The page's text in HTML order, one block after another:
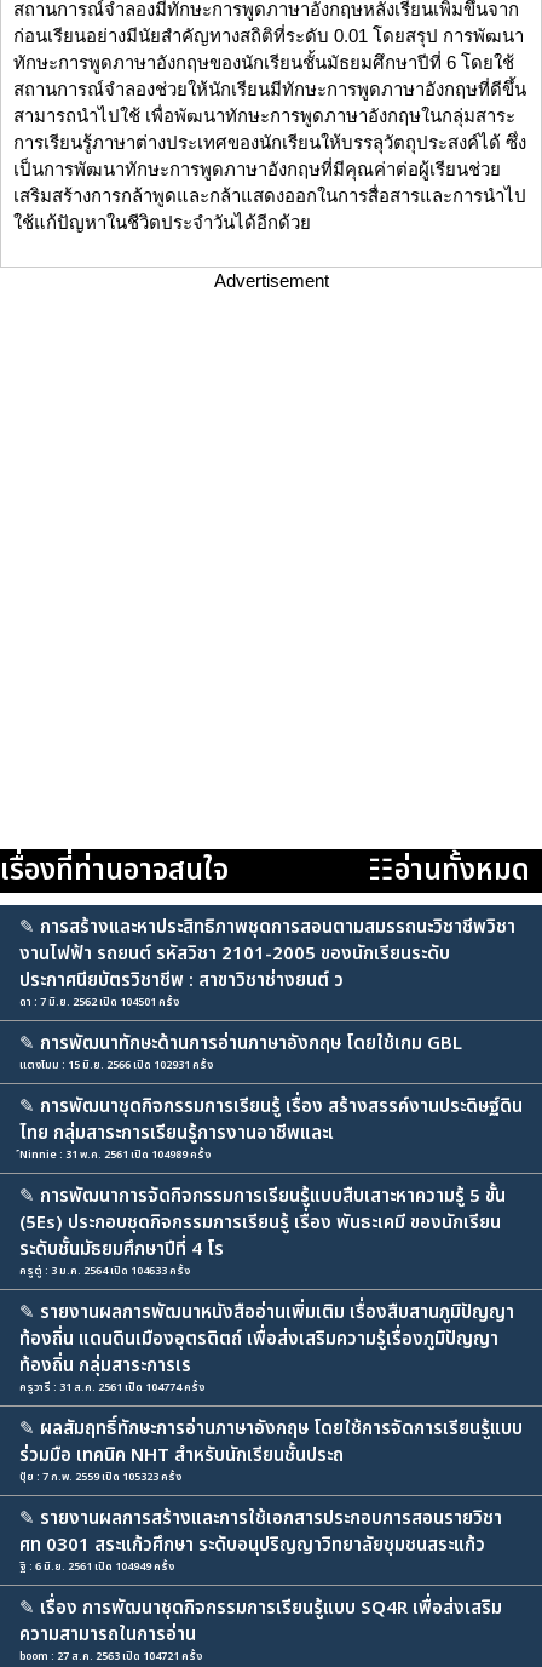
สถานการณ์จำลองมีทักษะการพูดภาษาอังกฤษหลังเรียนเพิ่มขึ้นจาก
ก่อนเรียนอย่างมีนัยสำคัญทางสถิติที่ระดับ 0.01 โดยสรุป การพัฒนา
ทักษะการพูดภาษาอังกฤษของนักเรียนชั้นมัธยมศึกษาปีที่ 6 โดยใช้
สถานการณ์จำลองช่วยให้นักเรียนมีทักษะการพูดภาษาอังกฤษที่ดีขึ้น
สามารถนำไปใช้ เพื่อพัฒนาทักษะการพูดภาษาอังกฤษในกลุ่มสาระ
การเรียนรู้ภาษาต่างประเทศของนักเรียนให้บรรลุวัตถุประสงค์ได้ ซึ่ง
เป็นการพัฒนาทักษะการพูดภาษาอังกฤษที่มีคุณค่าต่อผู้เรียนช่วย
เสริมสร้างการกล้าพูดและกล้าแสดงออกในการสื่อสารและการนำไป
ใช้แก้ปัญหาในชีวิตประจำวันได้อีกด้วย
Advertisement
เรื่องที่ท่านอาจสนใจ ☷อ่านทั้งหมด
✎ การสร้างและหาประสิทธิภาพชุดการสอนตามสมรรถนะวิชาชีพวิชา
งานไฟฟ้า รถยนต์ รหัสวิชา 2101-2005 ของนักเรียนระดับ
ประกาศนียบัตรวิชาชีพ : สาขาวิชาช่างยนต์ ว
ดา : 7 มิ.ย. 2562 เปิด 104501 ครั้ง
✎ การพัฒนาทักษะด้านการอ่านภาษาอังกฤษ โดยใช้เกม GBL
แตงโมม : 15 มิ.ย. 2566 เปิด 102931 ครั้ง
✎ การพัฒนาชุดกิจกรรมการเรียนรู้ เรื่อง สร้างสรรค์งานประดิษฐ์ดิน
ไทย กลุ่มสาระการเรียนรู้การงานอาชีพและเ
์Ninnie : 31 พ.ค. 2561 เปิด 104989 ครั้ง
✎ การพัฒนาการจัดกิจกรรมการเรียนรู้แบบสืบเสาะหาความรู้ 5 ขั้น
(5Es) ประกอบชุดกิจกรรมการเรียนรู้ เรื่อง พันธะเคมี ของนักเรียน
ระดับชั้นมัธยมศึกษาปีที่ 4 โร
ครูตู่ : 3 ม.ค. 2564 เปิด 104633 ครั้ง
✎ รายงานผลการพัฒนาหนังสืออ่านเพิ่มเติม เรื่องสืบสานภูมิปัญญา
ท้องถิ่น แดนดินเมืองอุตรดิตถ์ เพื่อส่งเสริมความรู้เรื่องภูมิปัญญา
ท้องถิ่น กลุ่มสาระการเร
ครูวารี : 31 ส.ค. 2561 เปิด 104774 ครั้ง
✎ ผลสัมฤทธิ์ทักษะการอ่านภาษาอังกฤษ โดยใช้การจัดการเรียนรู้แบบ
ร่วมมือ เทคนิค NHT สำหรับนักเรียนชั้นประถ
ปุ้ย : 7 ก.พ. 2559 เปิด 105323 ครั้ง
✎ รายงานผลการสร้างและการใช้เอกสารประกอบการสอนรายวิชา
ศท 0301 สระแก้วศึกษา ระดับอนุปริญญาวิทยาลัยชุมชนสระแก้ว
ฐิ : 6 มิ.ย. 2561 เปิด 104949 ครั้ง
✎ เรื่อง การพัฒนาชุดกิจกรรมการเรียนรู้แบบ SQ4R เพื่อส่งเสริม
ความสามารถในการอ่าน
boom : 27 ส.ค. 2563 เปิด 104721 ครั้ง